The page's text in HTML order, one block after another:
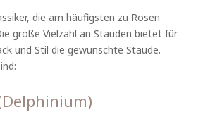
die am häufigsten zu Rosen
große Vielzahl an Stauden bietet für
und Stil die gewünschte Staude.